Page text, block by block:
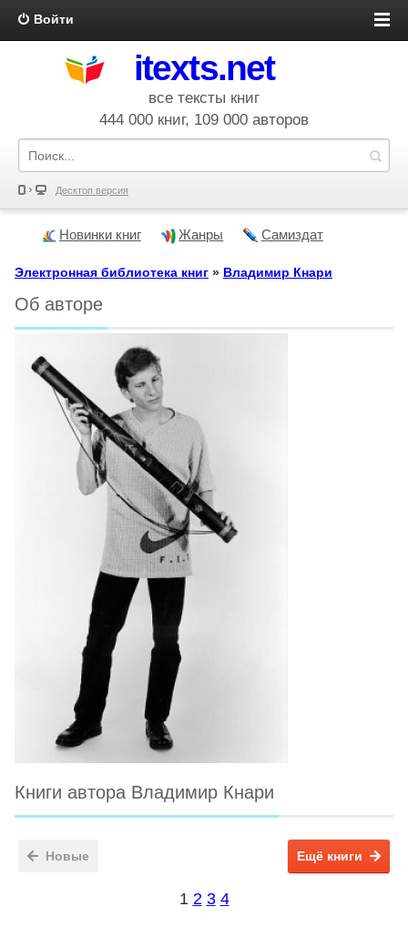
Войти
itexts.net
все тексты книг
444 000 книг, 109 000 авторов
Десктоп версия
Новинки книг Жанры Самиздат
Электронная библиотека книг » Владимир Кнари
Об авторе
Книги автора Владимир Кнари
Новые Ещё книги
1 2 3 4